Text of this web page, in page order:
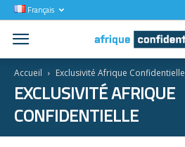
Français
Accueil Exclusivité Afrique Confidentielle
EXCLUSIVITÉ AFRIQUE
CONFIDENTIELLE